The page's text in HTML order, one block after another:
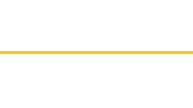
Paşa Sok. No3/A Kadıköy İstanbul